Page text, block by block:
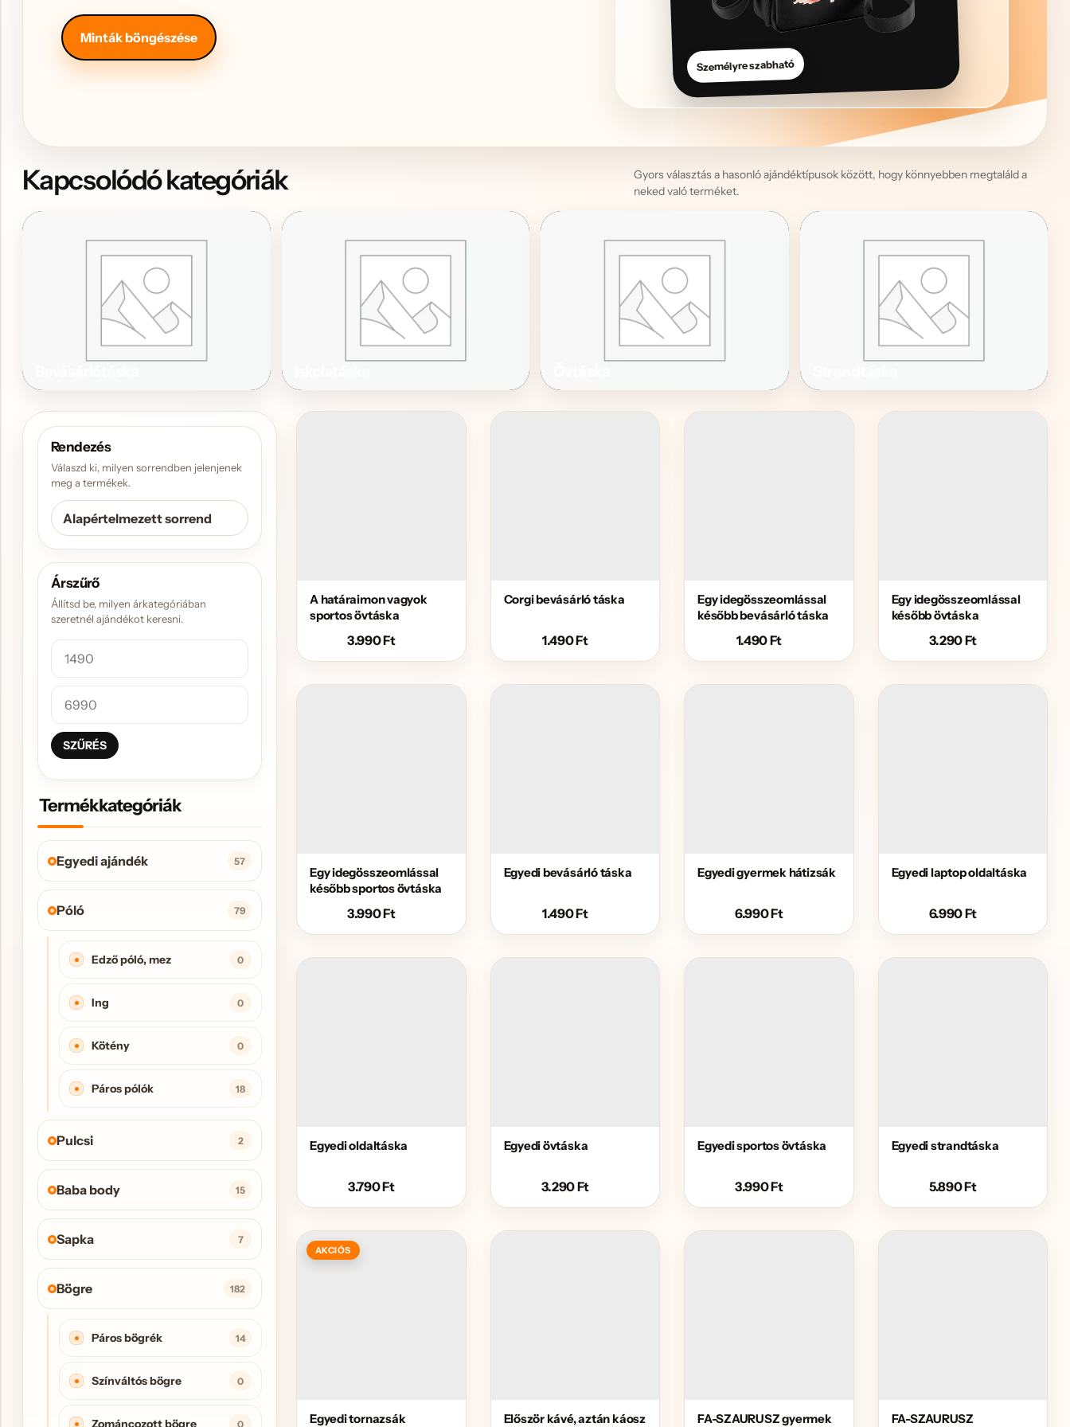
Minták böngészése
Személyre szabható
Kapcsolódó kategóriák
Gyors választás a hasonló ajándéktípusok között, hogy könnyebben megtaláld a
neked való terméket.
Rendezés
Válaszd ki, milyen sorrendben jelenjenek
meg a termékek.
Árszűrő
Állítsd be, milyen árkategóriában
szeretnél ajándékot keresni.
SZŰRÉS
Termékkategóriák
Egyedi ajándék 57
Póló 79
Edző póló, mez 0
Ing 0
Kötény 0
Páros pólók 18
Pulcsi 2
Baba body 15
Sapka 7
Bögre 182
Páros bögrék 14
Színváltós bögre 0
Zománcozott bögre 0
A határaimon vagyok
sportos övtáska
3.990Ft
Corgi bevásárló táska
1.490Ft
Egy idegösszeomlással
később bevásárló táska
1.490Ft
Egy idegösszeomlással
később övtáska
3.290Ft
Egy idegösszeomlással
később sportos övtáska
3.990Ft
Egyedi bevásárló táska
1.490Ft
Egyedi gyermek hátizsák
6.990Ft
Egyedi laptop oldaltáska
6.990Ft
Egyedi oldaltáska
3.790Ft
Egyedi övtáska
3.290Ft
Egyedi sportos övtáska
3.990Ft
Egyedi strandtáska
5.890Ft
AKCIÓS
Egyedi tornazsák
Először kávé, aztán káosz
FA-SZAURUSZ gyermek
FA-SZAURUSZ